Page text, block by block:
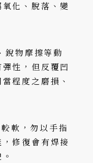
化、脫落、變
銳物摩擦等動
性，但反覆凹
程度之磨損、
軟，勿以手指
修復會有焊接